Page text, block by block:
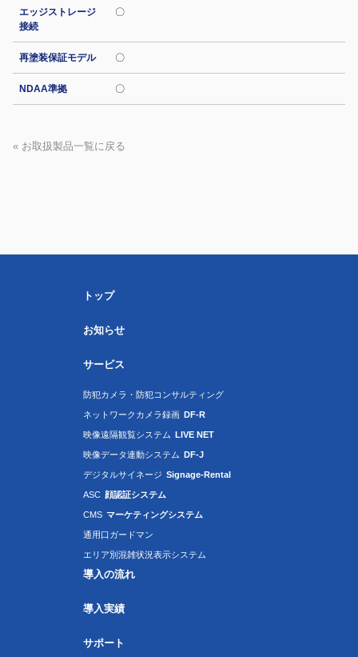
エッジストレージ
接続
〇
再塗装保証モデル 〇
NDAA準拠 〇
« お取扱製品一覧に戻る
トップ
お知らせ
サービス
防犯カメラ・防犯コンサルティング
ネットワークカメラ録画 DF-R
映像遠隔観覧システム LIVE NET
映像データ連動システム DF-J
デジタルサイネージ Signage-Rental
ASC 顔認証システム
CMS マーケティングシステム
通用口ガードマン
エリア別混雑状況表示システム
導入の流れ
導入実績
サポート